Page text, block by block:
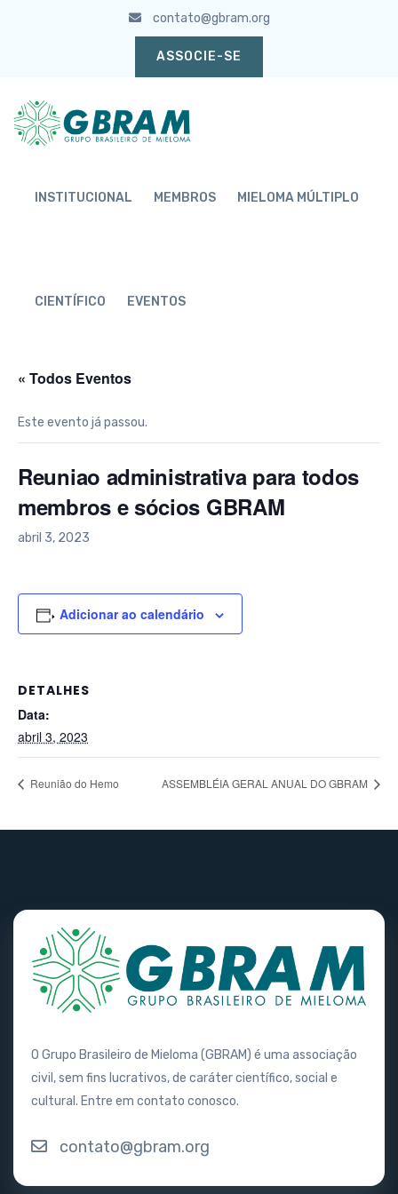
contato@gbram.org
ASSOCIE-SE
INSTITUCIONAL MEMBROS MIELOMA MÚLTIPLO
CIENTÍFICO EVENTOS
« Todos Eventos
Este evento já passou.
Reuniao administrativa para todos
membros e sócios GBRAM
abril 3, 2023
Adicionar ao calendário
DETALHES
Data:
abril 3, 2023
Reunião do Hemo ASSEMBLÉIA GERAL ANUAL DO GBRAM
O Grupo Brasileiro de Mieloma (GBRAM) é uma associação
civil, sem fins lucrativos, de caráter científico, social e
cultural. Entre em contato conosco.
contato@gbram.org